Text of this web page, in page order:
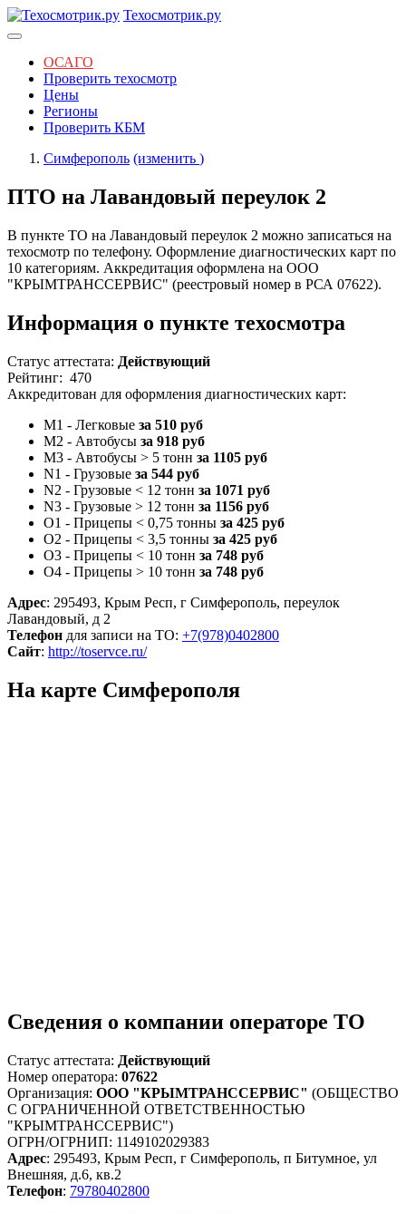
Техосмотрик.ру
ОСАГО
Проверить техосмотр
Цены
Регионы
Проверить КБМ
Симферополь (изменить )
ПТО на Лавандовый переулок 2
В пункте ТО на Лавандовый переулок 2 можно записаться на
техосмотр по телефону. Оформление диагностических карт по
10 категориям. Аккредитация оформлена на ООО
"КРЫМТРАНССЕРВИС" (реестровый номер в РСА 07622).
Информация о пункте техосмотра
Статус аттестата: Действующий
Рейтинг: 470
Аккредитован для оформления диагностических карт:
M1 - Легковые за 510 руб
M2 - Автобусы за 918 руб
M3 - Автобусы > 5 тонн за 1105 руб
N1 - Грузовые за 544 руб
N2 - Грузовые < 12 тонн за 1071 руб
N3 - Грузовые > 12 тонн за 1156 руб
O1 - Прицепы < 0,75 тонны за 425 руб
O2 - Прицепы < 3,5 тонны за 425 руб
O3 - Прицепы < 10 тонн за 748 руб
O4 - Прицепы > 10 тонн за 748 руб
Адрес: 295493, Крым Респ, г Симферополь, переулок
Лавандовый, д 2
Телефон для записи на ТО: +7(978)0402800
Сайт: http://toservce.ru/
На карте Симферополя
Сведения о компании операторе ТО
Статус аттестата: Действующий
Номер оператора: 07622
Организация: ООО "КРЫМТРАНССЕРВИС" (ОБЩЕСТВО
С ОГРАНИЧЕННОЙ ОТВЕТСТВЕННОСТЬЮ
"КРЫМТРАНССЕРВИС")
ОГРН/ОГРНИП: 1149102029383
Адрес: 295493, Крым Респ, г Симферополь, п Битумное, ул
Внешняя, д.6, кв.2
Телефон: 79780402800